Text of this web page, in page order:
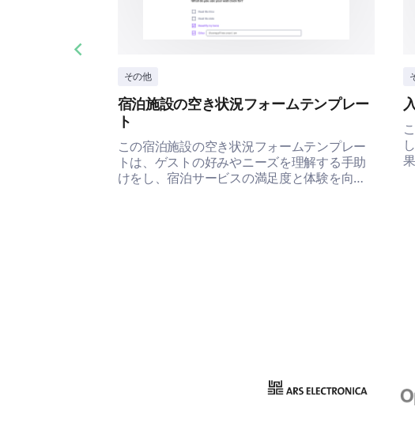
その他
宿泊施設の空き状況フォームテンプレー
ト
この宿泊施設の空き状況フォームテンプレー
トは、ゲストの好みやニーズを理解する手助
けをし、宿泊サービスの満足度と体験を向上
Previous slide